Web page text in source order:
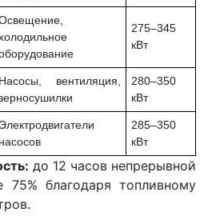
275–345
кВт
Насосы, вентиляция,
280–350
кВт
Электродвигатели
насосов
285–350
кВт
до 12 часов непрерывной
75% благодаря топливному